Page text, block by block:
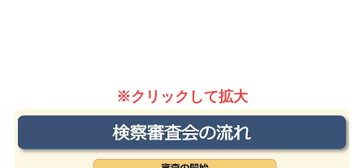
※クリックして拡大